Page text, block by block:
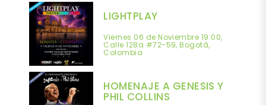
LIGHTPLAY
Viernes 06 de Noviembre 19:00,
Calle 128a #72-59, Bogotá,
Colombia
HOMENAJE A GENESIS Y
PHIL COLLINS